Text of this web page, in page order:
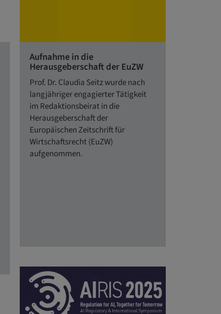
Aufnahme in die
Herausgeberschaft der EuZW
Prof. Dr. Claudia Seitz wurde nach
langjähriger engagierter Tätigkeit
im Redaktionsbeirat in die
Herausgeberschaft der
Europäischen Zeitschrift für
Wirtschaftsrecht (EuZW)
aufgenommen.